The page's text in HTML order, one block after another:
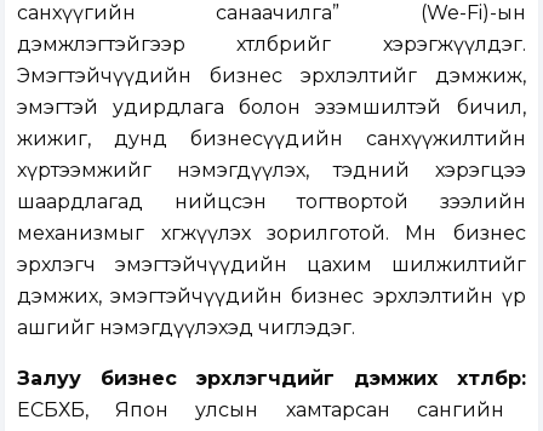
санхүүгийнсанаачилга” (We-Fi)-ын
дэмжлэгтэйгээр хөтөлбөрийг хэрэгжүүлдэг.
Эмэгтэйчүүдийн бизнес эрхлэлтийг дэмжиж,
эмэгтэй удирдлага болон эзэмшилтэй бичил,
жижиг, дунд бизнесүүдийн санхүүжилтийн
хүртээмжийг нэмэгдүүлэх, тэдний хэрэгцээ
шаардлагад нийцсэн тогтвортой зээлийн
механизмыг хөгжүүлэхзорилготой. Мөн бизнес
эрхлэгч эмэгтэйчүүдийн
цахим шилжилтийг
дэмжих,эмэгтэйчүүдийн бизнес эрхлэлтийн үр
ашгийг нэмэгдүүлэхэдчиглэдэг.
Залуу бизнес эрхлэгчдийг дэмжиххөтөлбөр:
ЕСБХБ,Япон улсын хамтарсан сангийн